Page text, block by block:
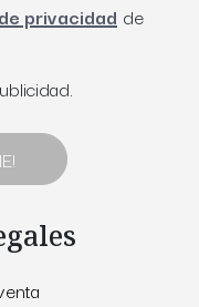
privacidad de